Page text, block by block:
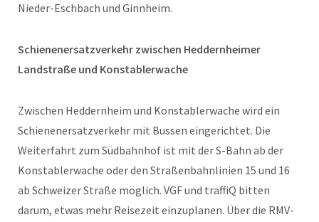
Nieder-Eschbach und Ginnheim.
Schienenersatzverkehr zwischen Heddernheimer
Landstraße und Konstablerwache
Zwischen Heddernheim und Konstablerwache wird ein
Schienenersatzverkehr mit Bussen eingerichtet. Die
Weiterfahrt zum Südbahnhof ist mit der S-Bahn ab der
Konstablerwache oder den Straßenbahnlinien 15 und 16
ab Schweizer Straße möglich. VGF und traffiQ bitten
darum, etwas mehr Reisezeit einzuplanen. Über die RMV-